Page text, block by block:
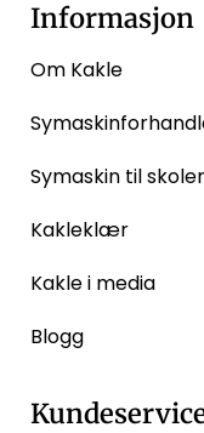
Informasjon
Om Kakle
Symaskin til
Kakleklær
Kakle i media
Blogg